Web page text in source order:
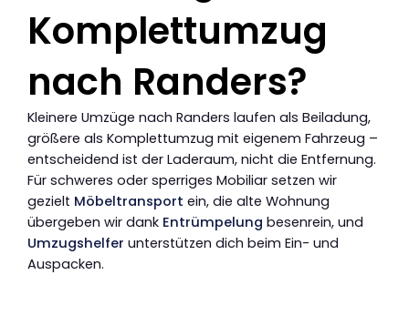
Komplettumzug
nach Randers?
Kleinere Umzüge nach Randers laufen als Beiladung,
größere als Komplettumzug mit eigenem Fahrzeug –
entscheidend ist der Laderaum, nicht die Entfernung.
Für schweres oder sperriges Mobiliar setzen wir
gezielt Möbeltransport ein, die alte Wohnung
übergeben wir dank Entrümpelung besenrein, und
Umzugshelfer unterstützen dich beim Ein- und
Auspacken.